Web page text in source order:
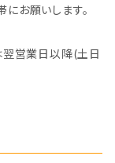
お願いします。
翌営業日以降(土日